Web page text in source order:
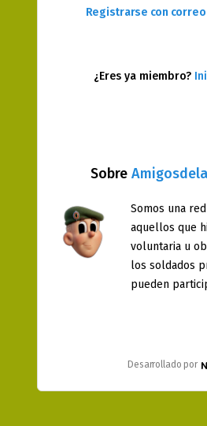
Sobre
Somos una
aquellos que
voluntaria u
los soldados
pueden
Desarrollado por
Registrarse con
¿Eres ya miembro?